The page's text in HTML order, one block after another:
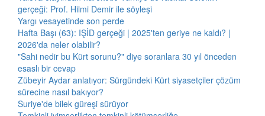
gerçeği: Prof. Hilmi Demir ile söyleşi
Yargı vesayetinde son perde
Hafta Başı (63): IŞİD gerçeği | 2025'ten geriye ne kaldı? |
2026'da neler olabilir?
"Sahi nedir bu Kürt sorunu?" diye soranlara 30 yıl önceden
esaslı bir cevap
Zübeyir Aydar anlatıyor: Sürgündeki Kürt siyasetçiler çözüm
sürecine nasıl bakıyor?
Suriye'de bilek güreşi sürüyor